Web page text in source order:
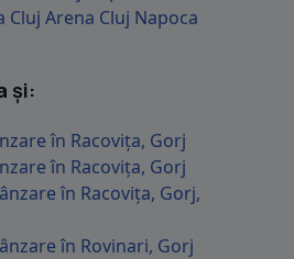
Cluj Arena Cluj Napoca
și:
în Racovița, Gorj
în Racovița, Gorj
în Racovița, Gorj,
în Rovinari, Gorj